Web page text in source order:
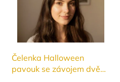
Čelenka Halloween
pavouk se závojem dvě